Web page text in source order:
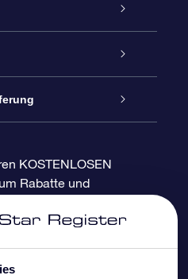
KOSTENLOSEN
Rabatte und